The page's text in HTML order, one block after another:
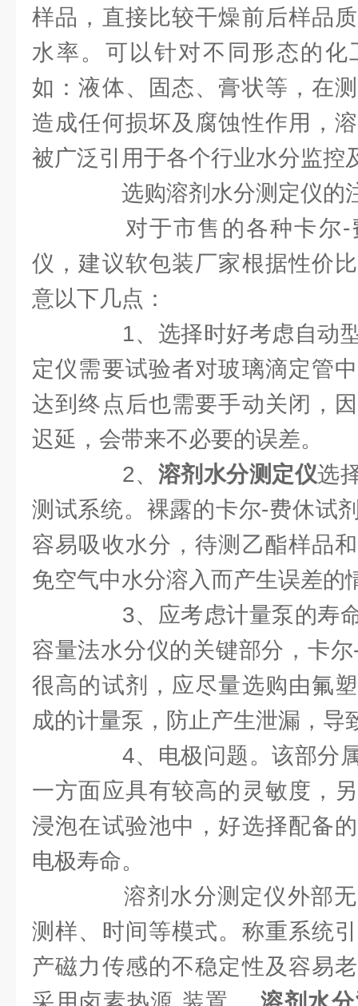
样品，直接比较干燥前后样品
水率。可以针对不同形态的
如：液体、固态、膏状等，在
造成任何损坏及腐蚀性作用，
被广泛引用于各个行业水分监控
选购溶剂水分测定仪的
对于市售的各种卡尔-
仪，建议软包装厂家根据性价
意以下几点：
1、选择时好考虑自动型
定仪需要试验者对玻璃滴定管
达到终点后也需要手动关闭，
迟延，会带来不必要的误差。
2、 溶剂水分测定仪选
测试系统。裸露的卡尔-费休试
容易吸收水分，待测乙酯样品
免空气中水分溶入而产生误差的
3、应考虑计量泵的寿命
容量法水分仪的关键部分，卡
很高的试剂，应尽量选购由氟
成的计量泵，防止产生泄漏，导
4、电极问题。该部分属
一方面应具有较高的灵敏度，
浸泡在试验池中，好选择配备
电极寿命。
溶剂水分测定仪外部无
测样、时间等模式。称重系统
产磁力传感的不稳定性及容易